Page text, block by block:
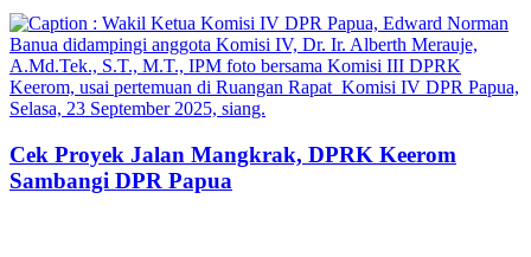
Cek Proyek Jalan Mangkrak, DPRK Keerom
Sambangi DPR Papua